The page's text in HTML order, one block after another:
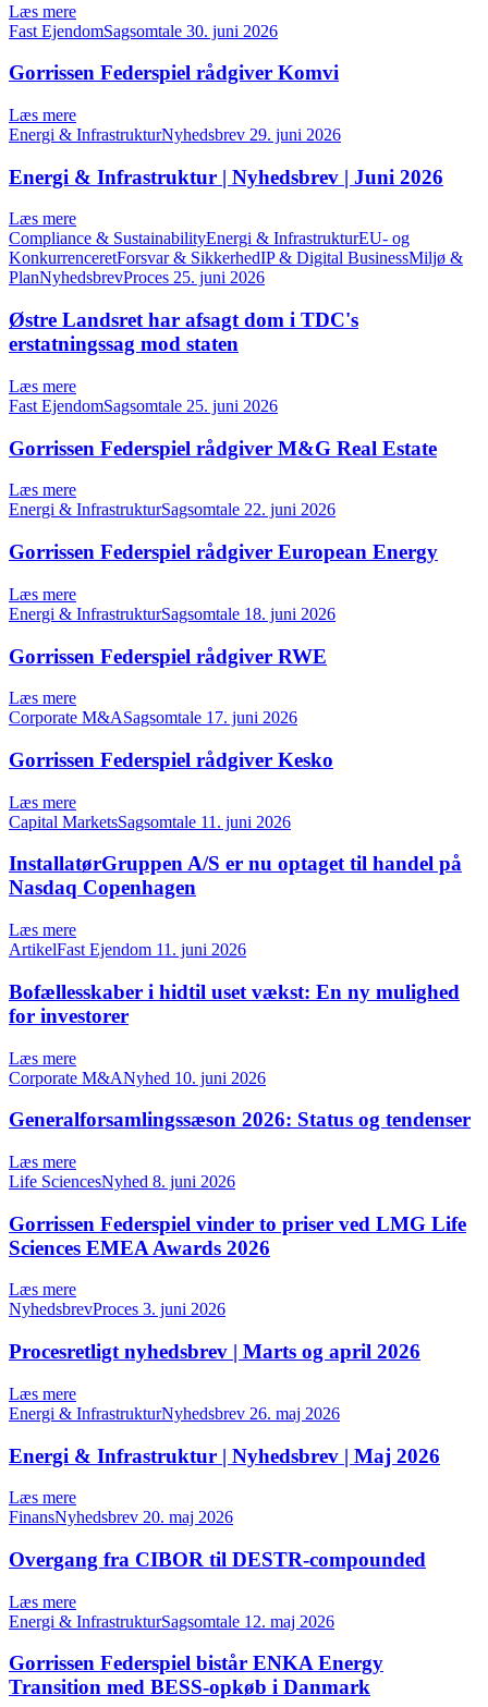
Læs mere
Fast EjendomSagsomtale 30. juni 2026
Gorrissen Federspiel rådgiver Komvi
Læs mere
Energi & InfrastrukturNyhedsbrev 29. juni 2026
Energi & Infrastruktur | Nyhedsbrev | Juni 2026
Læs mere
Compliance & SustainabilityEnergi & InfrastrukturEU- og
KonkurrenceretForsvar & SikkerhedIP & Digital BusinessMiljø &
PlanNyhedsbrevProces 25. juni 2026
Østre Landsret har afsagt dom i TDC's
erstatningssag mod staten
Læs mere
Fast EjendomSagsomtale 25. juni 2026
Gorrissen Federspiel rådgiver M&G Real Estate
Læs mere
Energi & InfrastrukturSagsomtale 22. juni 2026
Gorrissen Federspiel rådgiver European Energy
Læs mere
Energi & InfrastrukturSagsomtale 18. juni 2026
Gorrissen Federspiel rådgiver RWE
Læs mere
Corporate M&ASagsomtale 17. juni 2026
Gorrissen Federspiel rådgiver Kesko
Læs mere
Capital MarketsSagsomtale 11. juni 2026
InstallatørGruppen A/S er nu optaget til handel på
Nasdaq Copenhagen
Læs mere
ArtikelFast Ejendom 11. juni 2026
Bofællesskaber i hidtil uset vækst: En ny mulighed
for investorer
Læs mere
Corporate M&ANyhed 10. juni 2026
Generalforsamlingssæson 2026: Status og tendenser
Læs mere
Life SciencesNyhed 8. juni 2026
Gorrissen Federspiel vinder to priser ved LMG Life
Sciences EMEA Awards 2026
Læs mere
NyhedsbrevProces 3. juni 2026
Procesretligt nyhedsbrev | Marts og april 2026
Læs mere
Energi & InfrastrukturNyhedsbrev 26. maj 2026
Energi & Infrastruktur | Nyhedsbrev | Maj 2026
Læs mere
FinansNyhedsbrev 20. maj 2026
Overgang fra CIBOR til DESTR-compounded
Læs mere
Energi & InfrastrukturSagsomtale 12. maj 2026
Gorrissen Federspiel bistår ENKA Energy
Transition med BESS-opkøb i Danmark